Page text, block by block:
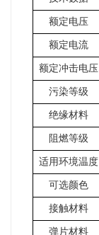
额定电压
额定电流
额定冲击电压
污染等级
绝缘材料
阻燃等级
适用环境温度
可选颜色
接触材料
弹片材料